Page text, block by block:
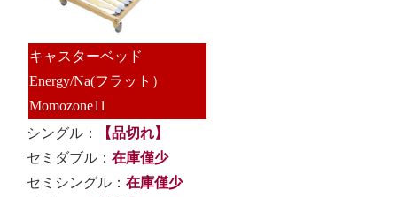
キャスターベッド
Energy/Na(フラット）
Momozone11
シングル：
【品切れ】
セミダブル： 在庫僅少
セミシングル： 在庫僅少